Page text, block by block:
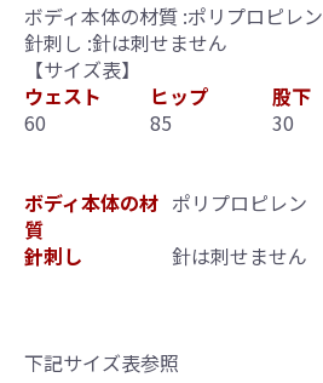
ボディ本体の材質 :ポリプロピレン
針刺し :針は刺せません
【サイズ表】
ウェスト
ヒップ 股下
60
85 30
ボディ本体の材
質
ポリプロピレン
針刺し
針は刺せません
下記サイズ表参照